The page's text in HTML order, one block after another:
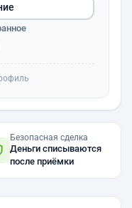
Безопасная сделка
Деньги списываются
после приёмки